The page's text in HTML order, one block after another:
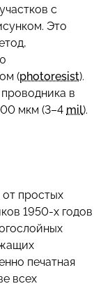
с
Это
(photoresist).
в
мкм (3–4 mil).
простых
1950-х годов
печатная
всех